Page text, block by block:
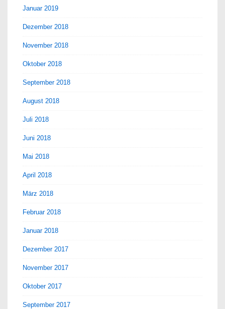
Januar 2019
Dezember 2018
November 2018
Oktober 2018
September 2018
August 2018
Juli 2018
Juni 2018
Mai 2018
April 2018
März 2018
Februar 2018
Januar 2018
Dezember 2017
November 2017
Oktober 2017
September 2017